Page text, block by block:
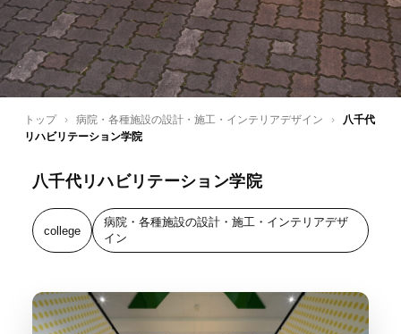
トップ › 病院・各種施設の設計・施工・インテリアデザイン ›
八千代
リハビリテーション学院
八千代リハビリテーション学院
college
病院・各種施設の設計・施工・インテリアデザ
イン